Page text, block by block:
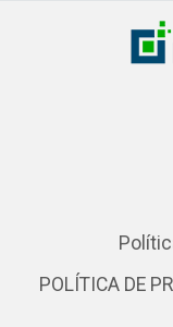
POLÍTICA DE